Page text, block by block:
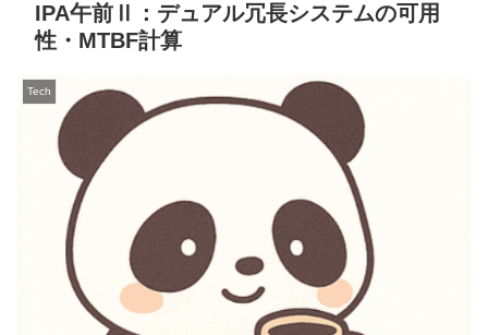
IPA午前Ⅱ：デュアル冗長システムの可用
性・MTBF計算
Tech